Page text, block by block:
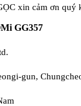
xin cảm ơn quý
GG357
gun,